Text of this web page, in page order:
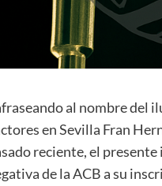
al nombre del
en Sevilla Fran
reciente, el
de la ACB a su